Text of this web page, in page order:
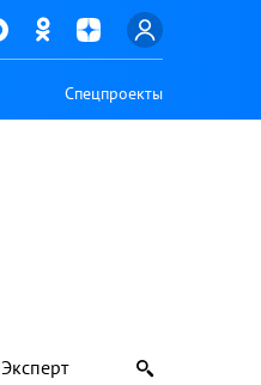
Спецпроекты
Эксперт